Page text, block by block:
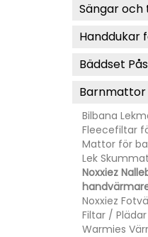
Sängar
Handdukar
Bäddset
Bilbana
Fleecefiltar
Mattor för
Lek
Noxxiez
Noxxiez
Filtar / Plädar
Warmies